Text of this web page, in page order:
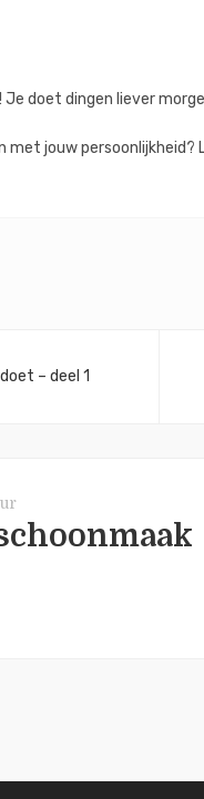
doet dingen liever
met jouw
– deel 1